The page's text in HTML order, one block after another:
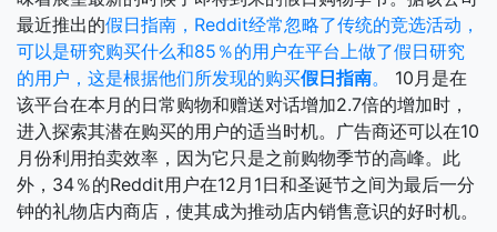
最近推出的假日指南，Reddit经常忽略了传统的竞选活动，
可以是研究购买什么和85％的用户在平台上做了假日研究
的用户，这是根据他们所发现的购买假日指南。
10月是在
该平台在本月的日常购物和赠送对话增加2.7倍的增加时，
进入探索其潜在购买的用户的适当时机。广告商还可以在10
月份利用拍卖效率，因为它只是之前购物季节的高峰。此
外，34％的Reddit用户在12月1日和圣诞节之间为最后一分
钟的礼物店内商店，使其成为推动店内销售意识的好时机。